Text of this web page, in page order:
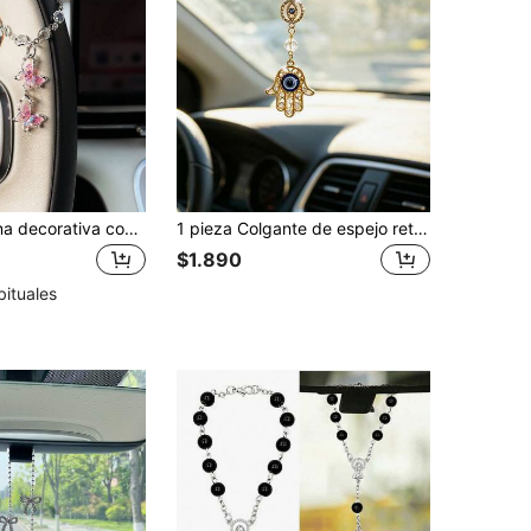
1 pieza Cadena decorativa con mariposa, Decoración para volante de coche, Colgante de cadena para decoración interior del coche, Para mujeres 1 pieza Colgante de espejo retrovisor de coche con ojo de diablo con diamantes, decoración interior de coche
$1.890